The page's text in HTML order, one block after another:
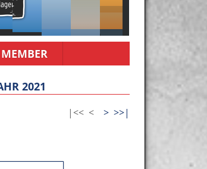
MEMBER
2021
|<< < > >>|